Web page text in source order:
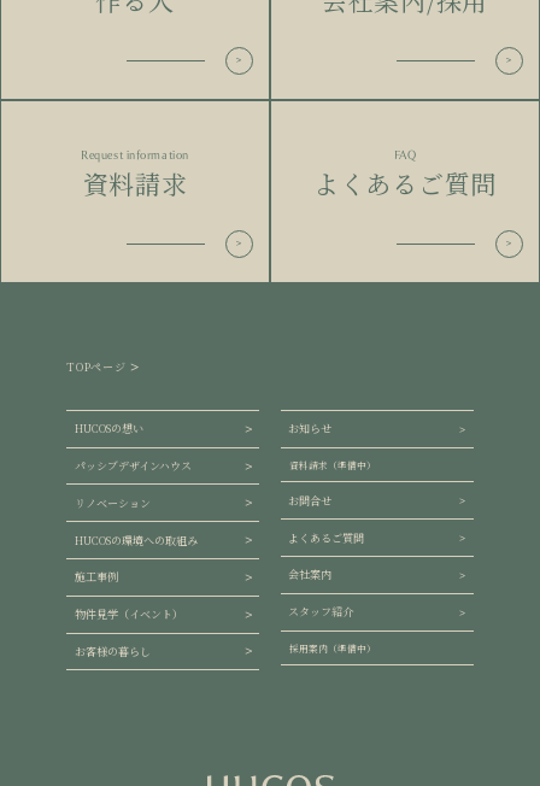
Request information
資料請求
FAQ
よくあるご質問
TOPページ
HUCOSの想い
パッシブデザインハウス
リノベーション
HUCOSの環境への取組み
施工事例
物件見学（イベント）
お客様の暮らし
お知らせ
資料請求（準備中）
お問合せ
よくあるご質問
会社案内
スタッフ紹介
採用案内（準備中）